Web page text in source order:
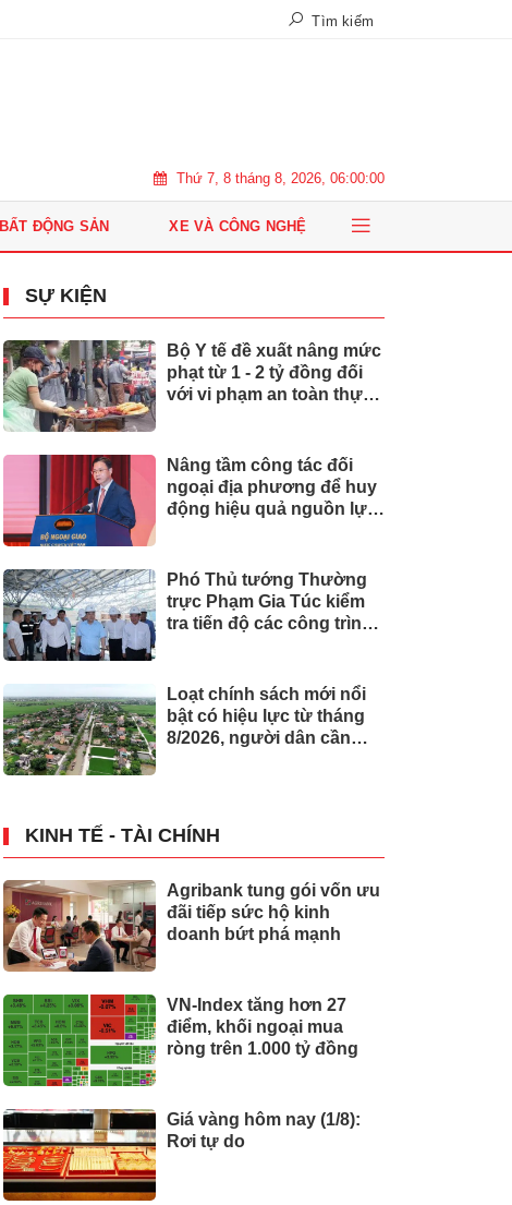
Tìm kiếm
Thứ 7, 8 tháng 8, 2026, 06:00:01
BẤT ĐỘNG SẢN XE VÀ CÔNG NGHỆ
SỰ KIỆN
Bộ Y tế đề xuất nâng mức
phạt từ 1 - 2 tỷ đồng đối
với vi phạm an toàn thực
Nâng tầm công tác đối
ngoại địa phương để huy
động hiệu quả nguồn lực
Phó Thủ tướng Thường
trực Phạm Gia Túc kiểm
tra tiến độ các công trình
Loạt chính sách mới nổi
bật có hiệu lực từ tháng
8/2026, người dân cần
KINH TẾ - TÀI CHÍNH
Agribank tung gói vốn ưu
đãi tiếp sức hộ kinh
doanh bứt phá mạnh
VN-Index tăng hơn 27
điểm, khối ngoại mua
ròng trên 1.000 tỷ đồng
Giá vàng hôm nay (1/8):
Rơi tự do